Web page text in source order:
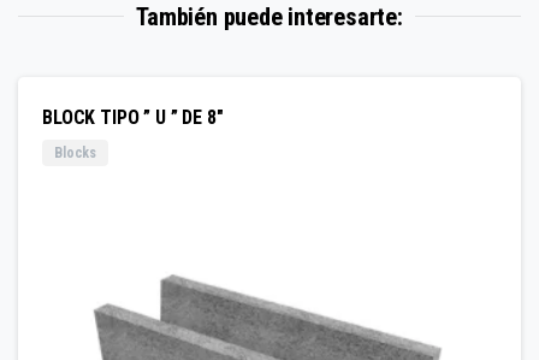
También puede interesarte:
BLOCK TIPO ” U ” DE 8″
Blocks